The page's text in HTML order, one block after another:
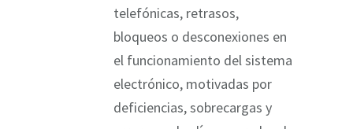
telefónicas, retrasos,
bloqueos o desconexiones en
el funcionamiento del sistema
electrónico, motivadas por
deficiencias, sobrecargas y